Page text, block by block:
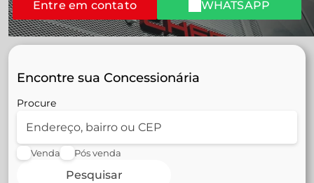
Entre em contato WHATSAPP
Encontre sua Concessionária
Procure
Venda Pós venda
Pesquisar